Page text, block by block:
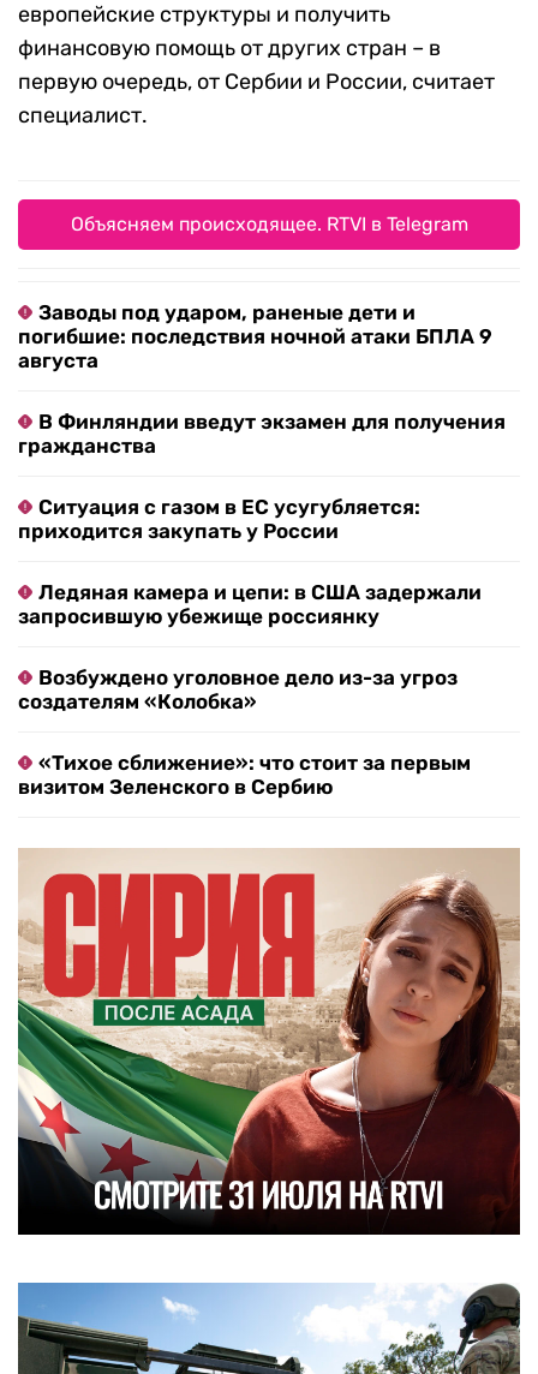
европейские структуры и получить
финансовую помощь от других стран – в
первую очередь, от Сербии и России, считает
специалист.
Объясняем происходящее. RTVI в Telegram
Заводы под ударом, раненые дети и
погибшие: последствия ночной атаки БПЛА 9
августа
В Финляндии введут экзамен для получения
гражданства
Ситуация с газом в ЕС усугубляется:
приходится закупать у России
Ледяная камера и цепи: в США задержали
запросившую убежище россиянку
Возбуждено уголовное дело из-за угроз
создателям «Колобка»
«Тихое сближение»: что стоит за первым
визитом Зеленского в Сербию